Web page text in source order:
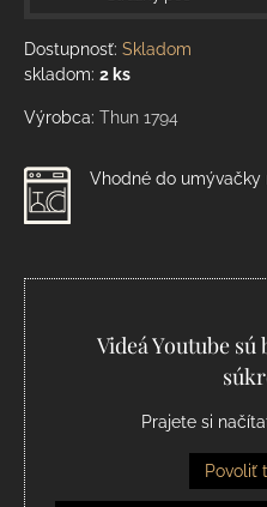
Dostupnosť: Skladom
skladom: 2 ks
Výrobca: Thun 1794
Vhodné do umývačky
Videá Youtube
Prajete si
Povoliť